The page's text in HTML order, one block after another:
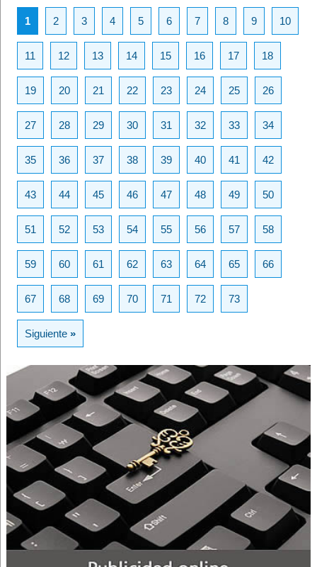
1 2 3 4 5 6 7 8 9 10
11 12 13 14 15 16 17 18
19 20 21 22 23 24 25 26
27 28 29 30 31 32 33 34
35 36 37 38 39 40 41 42
43 44 45 46 47 48 49 50
51 52 53 54 55 56 57 58
59 60 61 62 63 64 65 66
67 68 69 70 71 72 73
Siguiente»